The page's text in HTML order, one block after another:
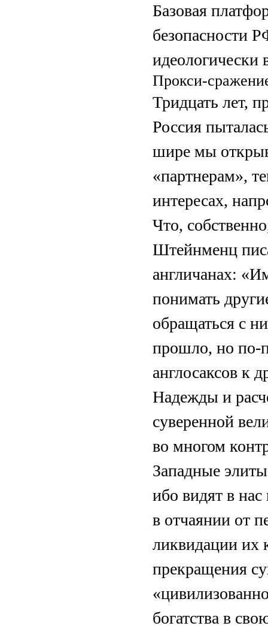
Базовая
безопасности
идеологически
Прокси-­
Тридцать лет,
Россия
шире мы
«партнерам»,
интересах,
Что,
Штейнменц
англичанах:
понимать
обращаться с
прошло, но по-
англосаксов к
Надежды и
суверенной
во многом
Западные
ибо видят в
в отчаянии от
ликвидации их
прекращения
богатства в